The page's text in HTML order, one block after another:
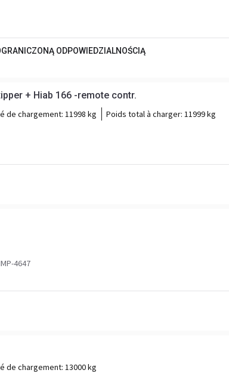
ODPOWIEDZIALNOŚCIĄ
+ Hiab 166 -remote contr.
de chargement: 11998 kg Poids total à charger: 11999 kg
4647
de chargement: 13000 kg